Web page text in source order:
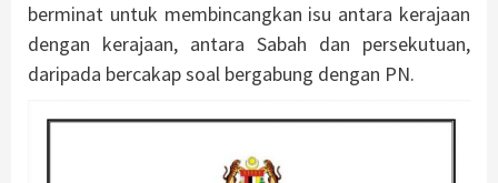
berminat untuk membincangkan isu antara kerajaan
dengan kerajaan, antara Sabah dan persekutuan,
daripada bercakap soal bergabung dengan PN.